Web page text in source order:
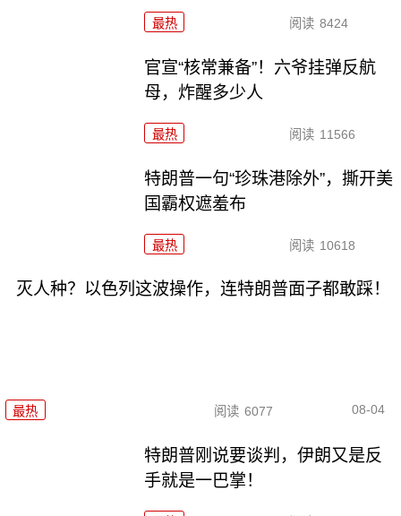
最热 阅读 8424
官宣“核常兼备”！六爷挂弹反航
母，炸醒多少人
最热 阅读 11566
特朗普一句“珍珠港除外”，撕开美
国霸权遮羞布
最热 阅读 10618
灭人种？以色列这波操作，连特朗普面子都敢踩！
最热 阅读 6077 08-04
特朗普刚说要谈判，伊朗又是反
手就是一巴掌！